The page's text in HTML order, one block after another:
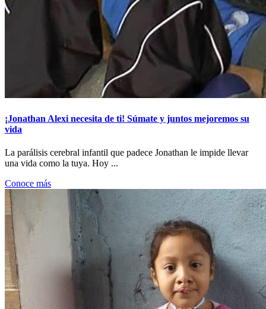
¡Jonathan Alexi necesita de ti! Súmate y juntos mejoremos su
vida
La parálisis cerebral infantil que padece Jonathan le impide llevar
una vida como la tuya. Hoy ...
Conoce más